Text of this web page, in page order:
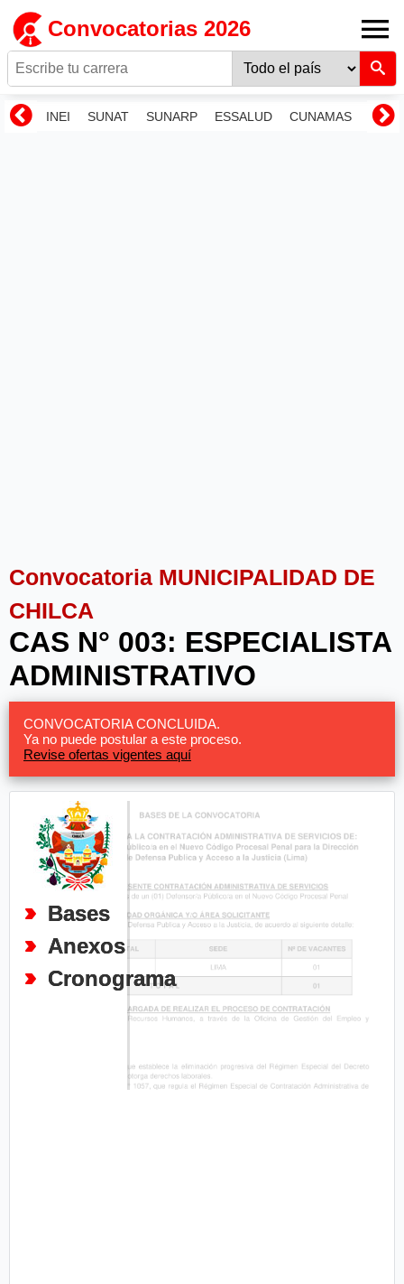
Convocatorias 2026
INEI SUNAT SUNARP ESSALUD CUNAMAS
Convocatoria MUNICIPALIDAD DE
CHILCA
CAS N° 003: ESPECIALISTA
ADMINISTRATIVO
CONVOCATORIA CONCLUIDA.
Ya no puede postular a este proceso.
Revise ofertas vigentes aquí
Bases
Anexos
Cronograma